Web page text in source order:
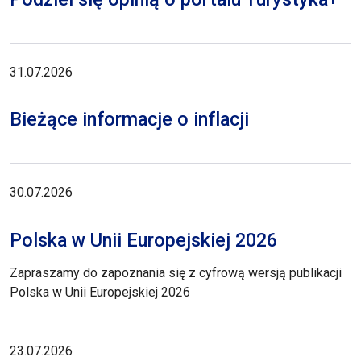
31.07.2026
Bieżące informacje o inflacji
30.07.2026
Polska w Unii Europejskiej 2026
Zapraszamy do zapoznania się z cyfrową wersją publikacji
Polska w Unii Europejskiej 2026
23.07.2026